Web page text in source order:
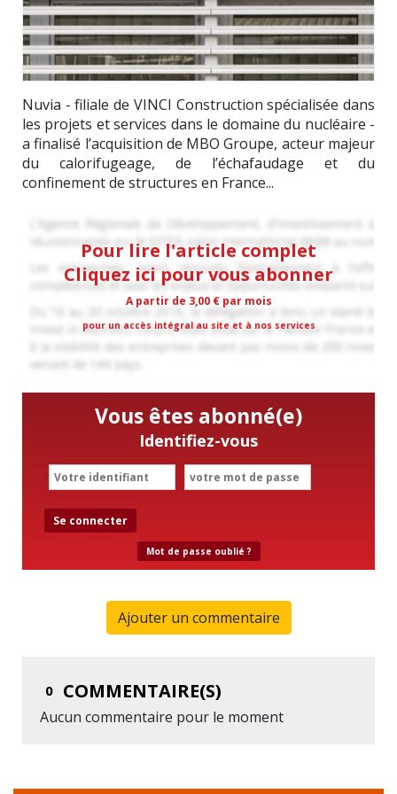
Nuvia - filiale de VINCI Construction spécialisée dans
les projets et services dans le domaine du nucléaire -
a finalisé l’acquisition de MBO Groupe, acteur majeur
du calorifugeage, de l’échafaudage et du
confinement de structures en France...
Pour lire l'article complet
Cliquez ici pour vous abonner
A partir de 3,00 € par mois
pour un accès intégral au site et à nos services
Vous êtes abonné(e)
Identifiez-vous
Se connecter
Mot de passe oublié ?
Ajouter un commentaire
0 COMMENTAIRE(S)
Aucun commentaire pour le moment